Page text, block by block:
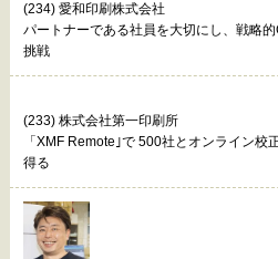
(234) 愛和印刷株式会社
パートナーである社員を大切にし、戦略
挑戦
(233) 株式会社第一印刷所
「XMF Remote｣で 500社とオンライン校
得る